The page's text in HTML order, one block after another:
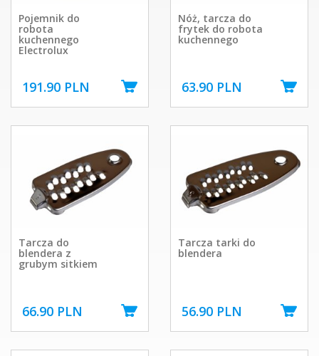
Pojemnik do
robota
kuchennego
Electrolux
191.90 PLN
Nóż, tarcza do
frytek do robota
kuchennego
63.90 PLN
Tarcza do
blendera z
grubym sitkiem
66.90 PLN
Tarcza tarki do
blendera
56.90 PLN